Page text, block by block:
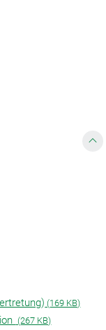
(169 KB)
(267 KB)